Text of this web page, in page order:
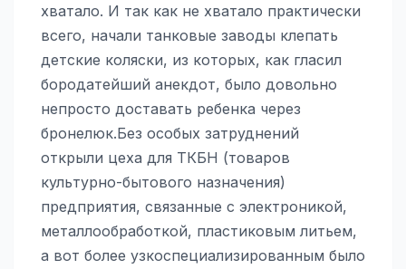
хватало. И так как не хватало практически
всего, начали танковые заводы клепать
детские коляски, из которых, как гласил
бородатейший анекдот, было довольно
непросто доставать ребенка через
бронелюк.Без особых затруднений
открыли цеха для ТКБН (товаров
культурно-бытового назначения)
предприятия, связанные с электроникой,
металлообработкой, пластиковым литьем,
а вот более узкоспециализированным было